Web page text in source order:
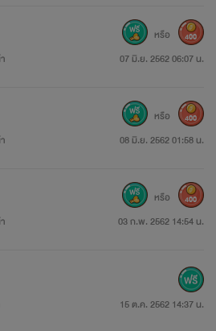
รวบเธอเข้ามากอด“คุณดิน ปล่อยค่ะที่
ไหนบอกว่าจะมาถึงพรุ่งนี้ไง” คนเมา
07 มิ.ย. 2562 06:07 น.
หรือ 400
08 มิ.ย. 2562 01:58 น.
หรือ 400
03 ก.พ. 2562 14:54 น.
หรือ 400
15 ต.ค. 2562 14:37 น.